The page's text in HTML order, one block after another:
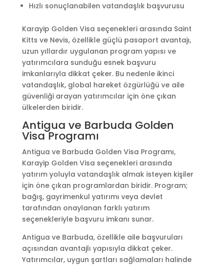
Hızlı sonuçlanabilen vatandaşlık başvurusu
Karayip Golden Visa seçenekleri arasında Saint
Kitts ve Nevis, özellikle güçlü pasaport avantajı,
uzun yıllardır uygulanan program yapısı ve
yatırımcılara sunduğu esnek başvuru
imkanlarıyla dikkat çeker. Bu nedenle ikinci
vatandaşlık, global hareket özgürlüğü ve aile
güvenliği arayan yatırımcılar için öne çıkan
ülkelerden biridir.
Antigua ve Barbuda Golden
Visa Programı
Antigua ve Barbuda Golden Visa Programı,
Karayip Golden Visa seçenekleri arasında
yatırım yoluyla vatandaşlık almak isteyen kişiler
için öne çıkan programlardan biridir. Program;
bağış, gayrimenkul yatırımı veya devlet
tarafından onaylanan farklı yatırım
seçenekleriyle başvuru imkanı sunar.
Antigua ve Barbuda, özellikle aile başvuruları
açısından avantajlı yapısıyla dikkat çeker.
Yatırımcılar, uygun şartları sağlamaları halinde